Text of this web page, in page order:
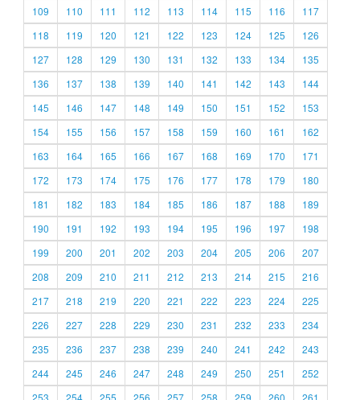
109
110 111 112 113 114 115 116
117
118
119 120 121 122 123 124 125
126
127
128 129 130 131 132 133 134
135
136
137 138 139 140 141 142 143
144
145
146 147 148 149 150 151 152
153
154
155 156 157 158 159 160 161
162
163
164 165 166 167 168 169 170
171
172
173 174 175 176 177 178 179
180
181
182 183 184 185 186 187 188
189
190
191 192 193 194 195 196 197
198
199
200 201 202 203 204 205 206
207
208
209 210 211 212 213 214 215
216
217
218 219 220 221 222 223 224
225
226
227 228 229 230 231 232 233
234
235
236 237 238 239 240 241 242
243
244
245 246 247 248 249 250 251
252
253
254 255 256 257 258 259 260 261